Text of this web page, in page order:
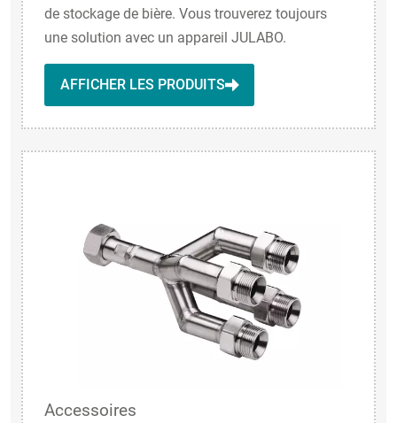
de stockage de bière. Vous trouverez toujours
une solution avec un appareil JULABO.
AFFICHER LES PRODUITS
Accessoires